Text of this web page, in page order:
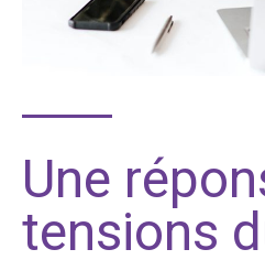
Une
tensions